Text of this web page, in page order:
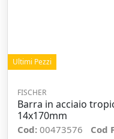
Ultimi Pezzi
FISCHER
Barra in acciaio
14x170mm
Cod: 00473576 Cod